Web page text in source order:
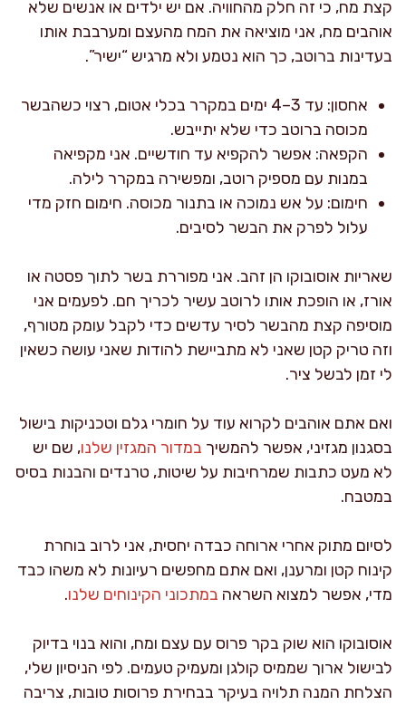
קצת מח, כי זה חלק מהחוויה. אם יש ילדים או אנשים שלא
אוהבים מח, אני מוציאה את המח מהעצם ומערבבת אותו
בעדינות ברוטב, כך הוא נטמע ולא מרגיש “ישיר”.
אחסון: עד 3–4 ימים במקרר בכלי אטום, רצוי כשהבשר
מכוסה ברוטב כדי שלא יתייבש.
הקפאה: אפשר להקפיא עד חודשיים. אני מקפיאה
במנות עם מספיק רוטב, ומפשירה במקרר לילה.
חימום: על אש נמוכה או בתנור מכוסה. חימום חזק מדי
עלול לפרק את הבשר לסיבים.
שאריות אוסובוקו הן זהב. אני מפוררת בשר לתוך פסטה או
אורז, או הופכת אותו לרוטב עשיר לכריך חם. לפעמים אני
מוסיפה קצת מהבשר לסיר עדשים כדי לקבל עומק מטורף,
וזה טריק קטן שאני לא מתביישת להודות שאני עושה כשאין
לי זמן לבשל ציר.
ואם אתם אוהבים לקרוא עוד על חומרי גלם וטכניקות בישול
בסגנון מגזיני, אפשר להמשיך במדור המגזין שלנו, שם יש
לא מעט כתבות שמרחיבות על שיטות, טרנדים והבנות בסיס
במטבח.
לסיום מתוק אחרי ארוחה כבדה יחסית, אני לרוב בוחרת
קינוח קטן ומרענן, ואם אתם מחפשים רעיונות לא משהו כבד
מדי, אפשר למצוא השראה במתכוני הקינוחים שלנו.
אוסובוקו הוא שוק בקר פרוס עם עצם ומח, והוא בנוי בדיוק
לבישול ארוך שממיס קולגן ומעמיק טעמים. לפי הניסיון שלי,
הצלחת המנה תלויה בעיקר בבחירת פרוסות טובות, צריבה